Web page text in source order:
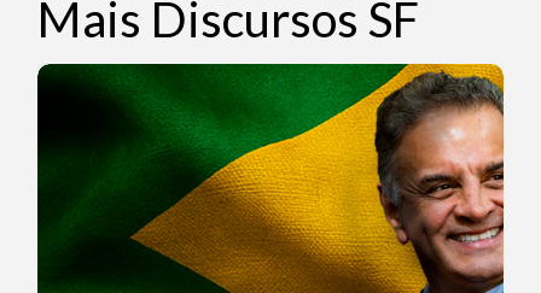
Mais Discursos SF